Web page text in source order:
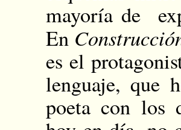
mayoría de
En
es el
lenguaje, que
poeta con los